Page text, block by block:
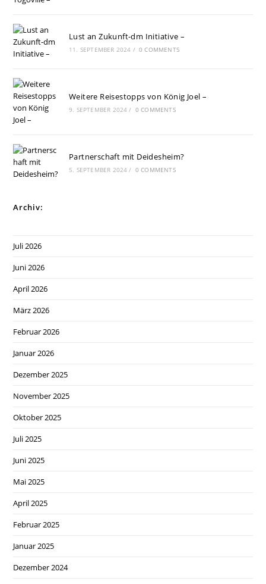
Lust an Zukunft-dm Initiative –
11. SEPTEMBER 2024 / 0 COMMENTS
Weitere Reisestopps von König Joel –
9. SEPTEMBER 2024 / 0 COMMENTS
Partnerschaft mit Deidesheim?
5. SEPTEMBER 2024 / 0 COMMENTS
Archiv:
Juli 2026
Juni 2026
April 2026
März 2026
Februar 2026
Januar 2026
Dezember 2025
November 2025
Oktober 2025
Juli 2025
Juni 2025
Mai 2025
April 2025
Februar 2025
Januar 2025
Dezember 2024